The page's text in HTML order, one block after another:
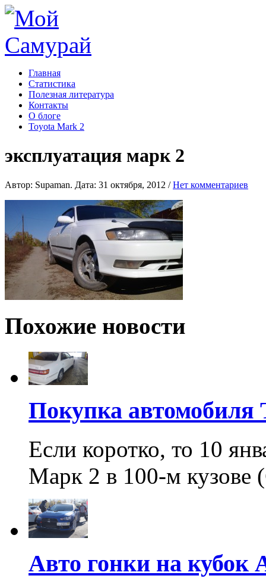
Главная
Статистика
Полезная литература
Контакты
О блоге
Toyota Mark 2
эксплуатация марк 2
Автор: Supaman. Дата: 31 октября, 2012 /Нет комментариев
Похожие новости
Покупка автомобиля
Если коротко, то 10
Марк 2 в 100-м кузове
Авто гонки на кубок